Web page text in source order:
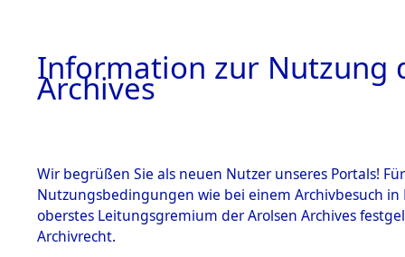
Information zur Nutzung
Archives
Wir begrüßen Sie als neuen Nutzer unseres Portals!
Nutzungsbedingungen wie bei einem Archivbesuch
oberstes Leitungsgremium der Arolsen Archives
Archivrecht.